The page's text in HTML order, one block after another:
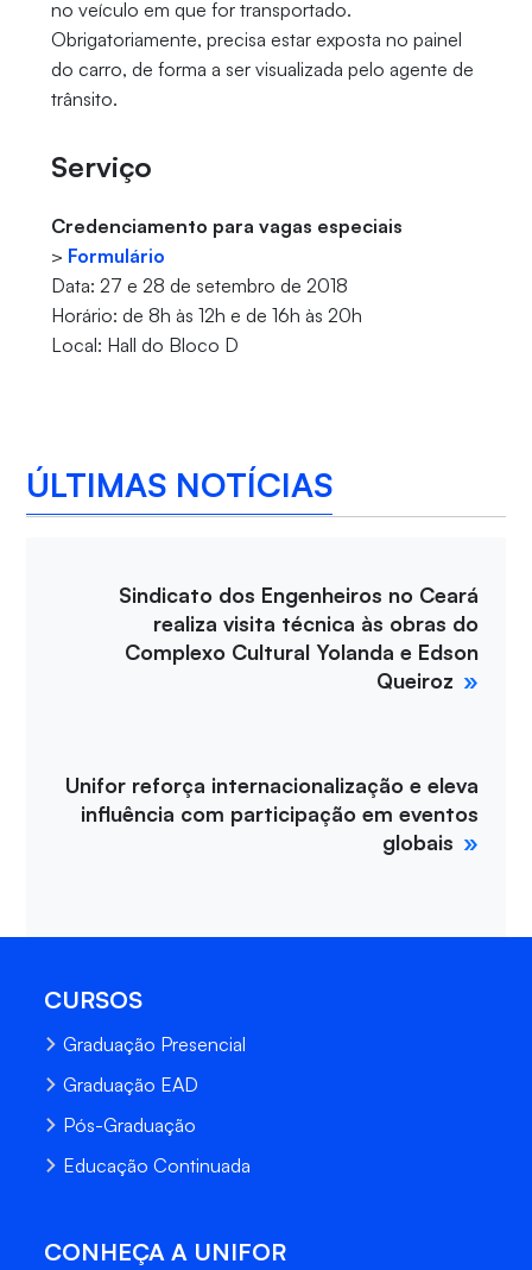
no veículo em que for transportado.
Obrigatoriamente, precisa estar exposta no painel
do carro, de forma a ser visualizada pelo agente de
trânsito.
Serviço
Credenciamento para vagas especiais
> Formulário
Data: 27 e 28 de setembro de 2018
Horário: de 8h às 12h e de 16h às 20h
Local: Hall do Bloco D
ÚLTIMAS NOTÍCIAS
Sindicato dos Engenheiros no Ceará
realiza visita técnica às obras do
Complexo Cultural Yolanda e Edson
Queiroz
Unifor reforça internacionalização e eleva
influência com participação em eventos
globais
CURSOS
Graduação Presencial
Graduação EAD
Pós-Graduação
Educação Continuada
CONHEÇA A UNIFOR